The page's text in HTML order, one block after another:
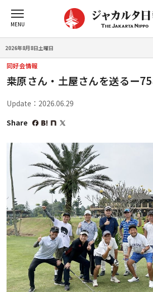
2026年8月8日土曜日
同好会情報
桒原さん・土屋さんを送るー
Update：2026.06.29
Share